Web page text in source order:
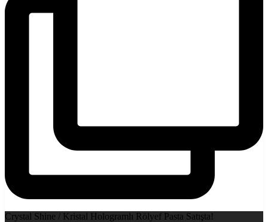
Crystal Shine / Kristal Hologramlı Rölyef Pasta Satışta!